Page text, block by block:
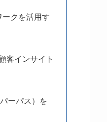
クを活用す
客インサイト
ーパス）を